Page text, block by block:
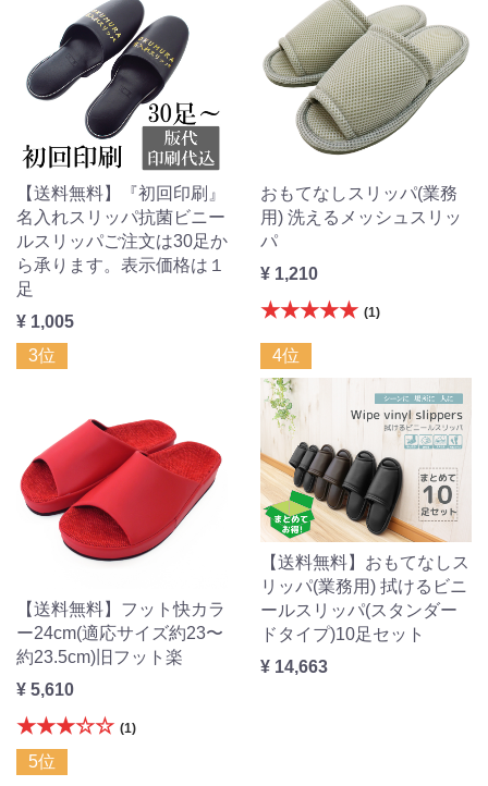
【送料無料】『初回印刷』
名入れスリッパ抗菌ビニー
ルスリッパご注文は30足か
ら承ります。表示価格は１
足
¥ 1,005
おもてなしスリッパ(業務
用) 洗えるメッシュスリッ
パ
¥ 1,210
★★★★★ (1)
3位
【送料無料】フット快カラ
ー24cm(適応サイズ約23〜
約23.5cm)旧フット楽
¥ 5,610
★★★☆☆ (1)
4位
【送料無料】おもてなしス
リッパ(業務用) 拭けるビニ
ールスリッパ(スタンダー
ドタイプ)10足セット
¥ 14,663
5位